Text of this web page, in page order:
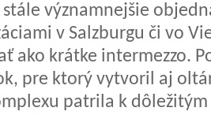
významnejšie
v Salzburgu či vo
ako krátke intermezzo.
pre ktorý vytvoril aj
patrila k